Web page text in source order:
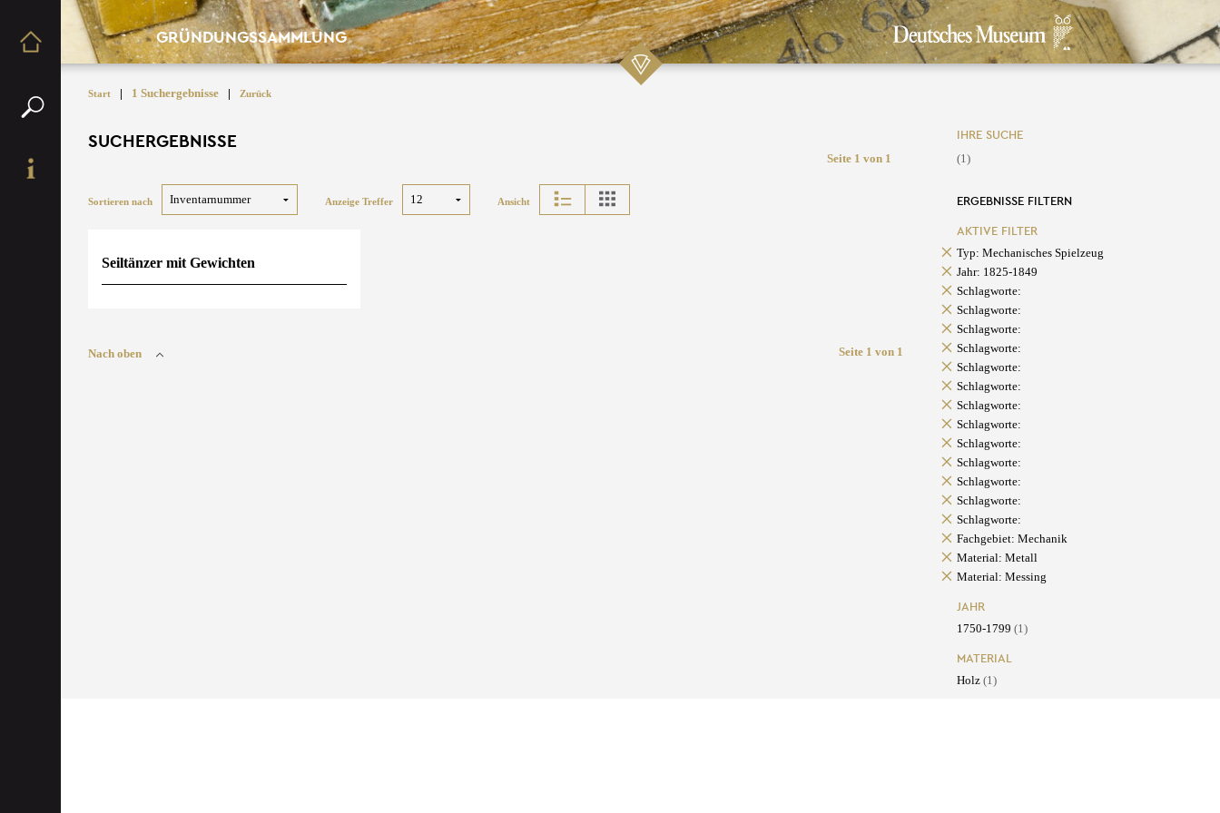
GRÜNDUNGSSAMMLUNG
Start | 1 Suchergebnisse | Zurück
SUCHERGEBNISSE
Seite 1 von 1
Sortieren nach Anzeige Treffer Ansicht
Seiltänzer mit Gewichten
Nach oben Seite 1 von 1
IHRE SUCHE
(1)
ERGEBNISSE FILTERN
AKTIVE FILTER
Typ: Mechanisches Spielzeug
Jahr: 1825-1849
Schlagworte:
Schlagworte:
Schlagworte:
Schlagworte:
Schlagworte:
Schlagworte:
Schlagworte:
Schlagworte:
Schlagworte:
Schlagworte:
Schlagworte:
Schlagworte:
Schlagworte:
Fachgebiet: Mechanik
Material: Metall
Material: Messing
JAHR
1750-1799 (1)
MATERIAL
Holz (1)